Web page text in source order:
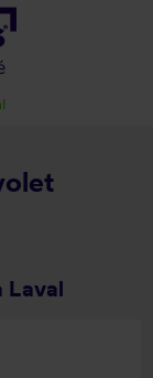
Laval